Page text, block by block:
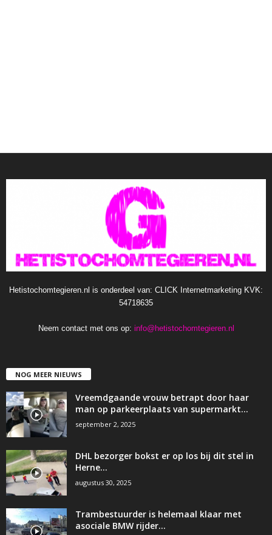
Hetistochomtegieren.nl is onderdeel van: CLICK Internetmarketing KVK:
54718635
Neem contact met ons op: info@hetistochomtegieren.nl
NOG MEER NIEUWS
Vreemdgaande vrouw betrapt door haar
man op parkeerplaats van supermarkt…
september 2, 2025
DHL bezorger bokst er op los bij dit stel in
Herne…
augustus 30, 2025
Trambestuurder is helemaal klaar met
asociale BMW rijder…